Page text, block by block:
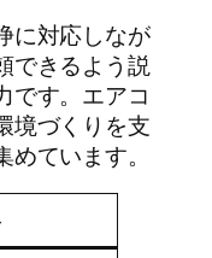
に対応しなが
できるよう説
です。エアコ
境づくりを支
ています。